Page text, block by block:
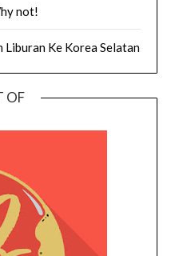
not!
Liburan Ke Korea Selatan
OF